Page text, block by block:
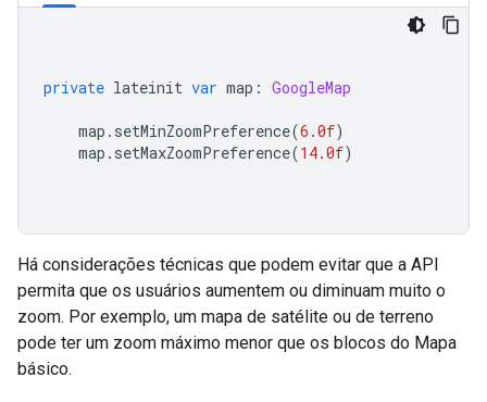
private lateinit var map : GoogleMap
map . setMinZoomPreference(6.0f)
map . setMaxZoomPreference(14.0f)
Há considerações técnicas que podem evitar que a API
permita que os usuários aumentem ou diminuam muito o
zoom. Por exemplo, um mapa de satélite ou de terreno
pode ter um zoom máximo menor que os blocos do Mapa
básico.